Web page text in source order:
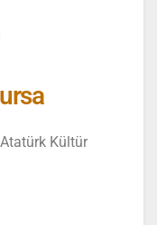
Kültür